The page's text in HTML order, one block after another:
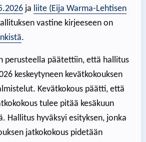
ja liite (Eija Warma-Lehtisen
vastine kirjeeseen on
.
perusteella päätettiin, että hallitus
keskeytyneen kevätkokouksen
Kevätkokous päätti, että
tulee pitää kesäkuun
Hallitus hyväksyi esityksen, jonka
jatkokokous pidetään